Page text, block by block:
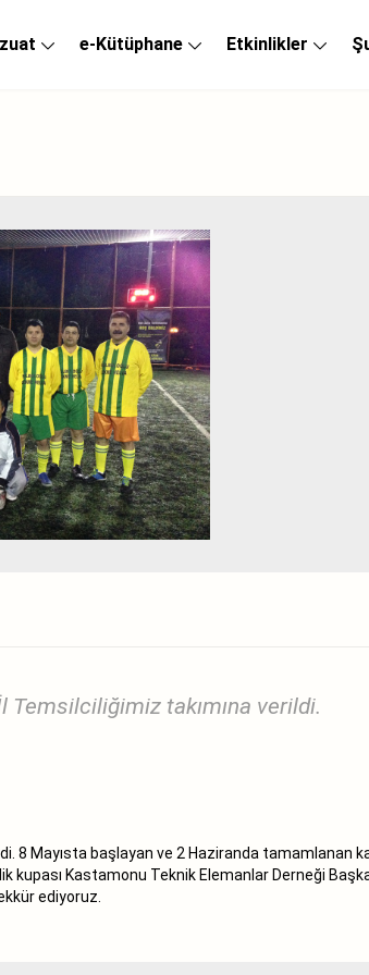
e-Kütüphane Etkinlikler
Temsilciliğimiz takımına verildi.
8 Mayısta başlayan ve 2 Haziranda tamamlanan
Kastamonu Teknik Elemanlar Derneği
ediyoruz.